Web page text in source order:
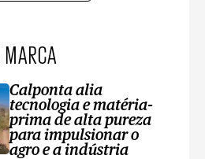
MARCA
Calponta alia
tecnologia e matéria-
prima de alta pureza
para impulsionar o
agro e a indústria